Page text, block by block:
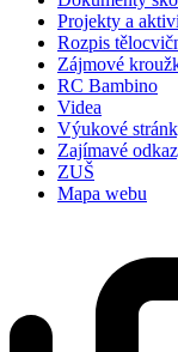
Projekty a
Rozpis
Zájmové
RC Bambino
Videa
Výukové
Zajímavé
ZUŠ
Mapa webu